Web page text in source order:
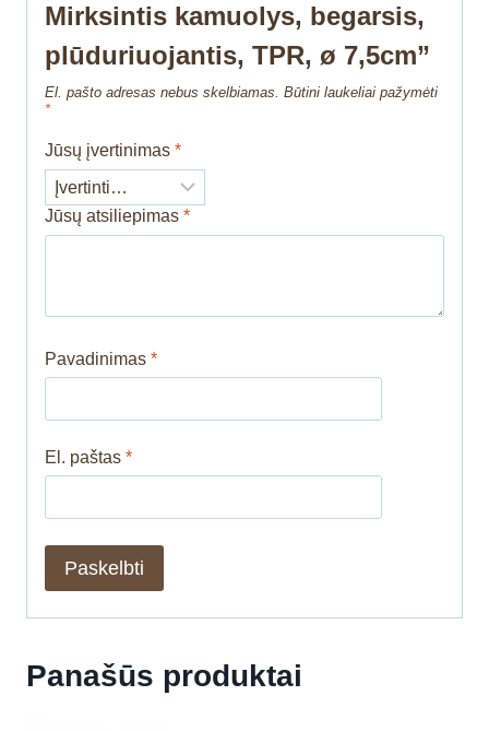
Mirksintis kamuolys, begarsis,
plūduriuojantis, TPR, ø 7,5cm”
El. pašto adresas nebus skelbiamas. Būtini laukeliai pažymėti
*
Jūsų įvertinimas *
Jūsų atsiliepimas *
Pavadinimas *
El. paštas *
Panašūs produktai